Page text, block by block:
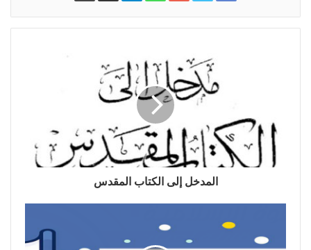
المدخل إلى الكتاب المقدس